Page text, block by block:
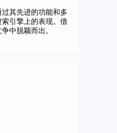
其先进的功能和多
引擎上的表现。借
中脱颖而出。